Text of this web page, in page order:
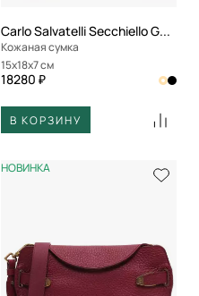
Carlo Salvatelli Secchiello Gemma
Кожаная сумка
15x18x7 см
18280 ₽
В КОРЗИНУ
НОВИНКА